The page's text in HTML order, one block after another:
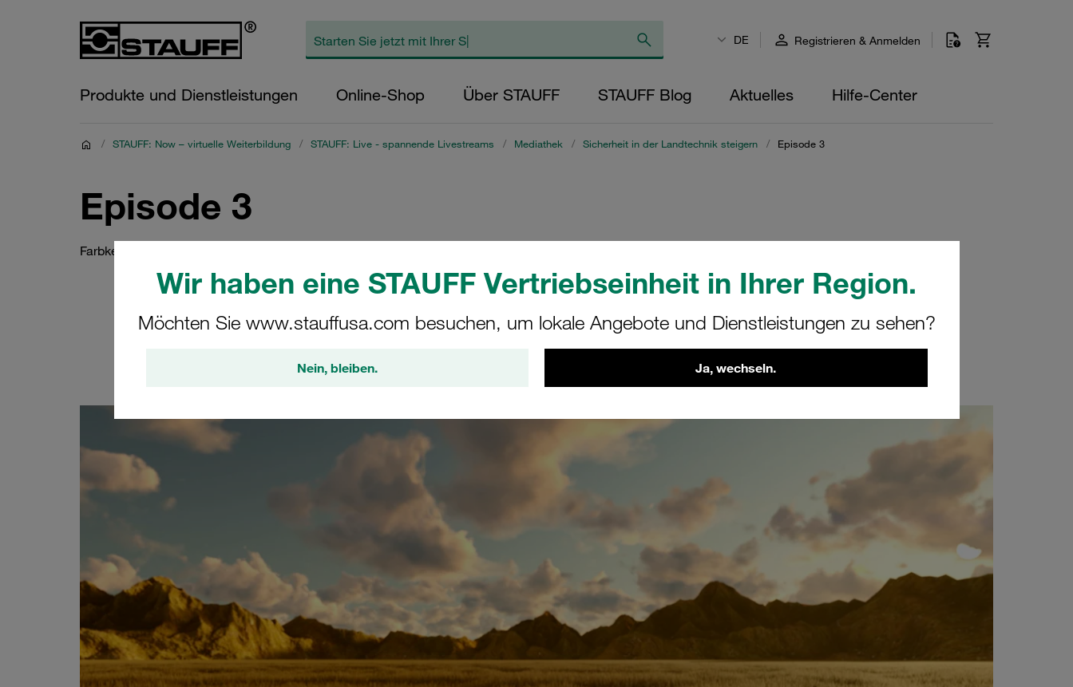
Wir haben eine STAUFF Vertriebseinheit in Ihrer Region.
Möchten Sie www.stauffusa.com besuchen, um lokale Angebote und Dienstleistungen zu sehen?
Nein, bleiben. Ja, wechseln.
DE Registrieren & Anmelden
Produkte und Dienstleistungen Online-Shop Über STAUFF STAUFF Blog Aktuelles Hilfe-Center
/ STAUFF: Now – virtuelle Weiterbildung / STAUFF: Live - spannende Livestreams / Mediathek / Sicherheit in der Landtechnik steigern / Episode 3
Episode 3
Farbkennzeichnung von STAUFF Schnellkupplungen
Sicherheit in der Landtechnik steigern
Episode 3: Farbkennzeichnung von STAUFF Schellkupplungen